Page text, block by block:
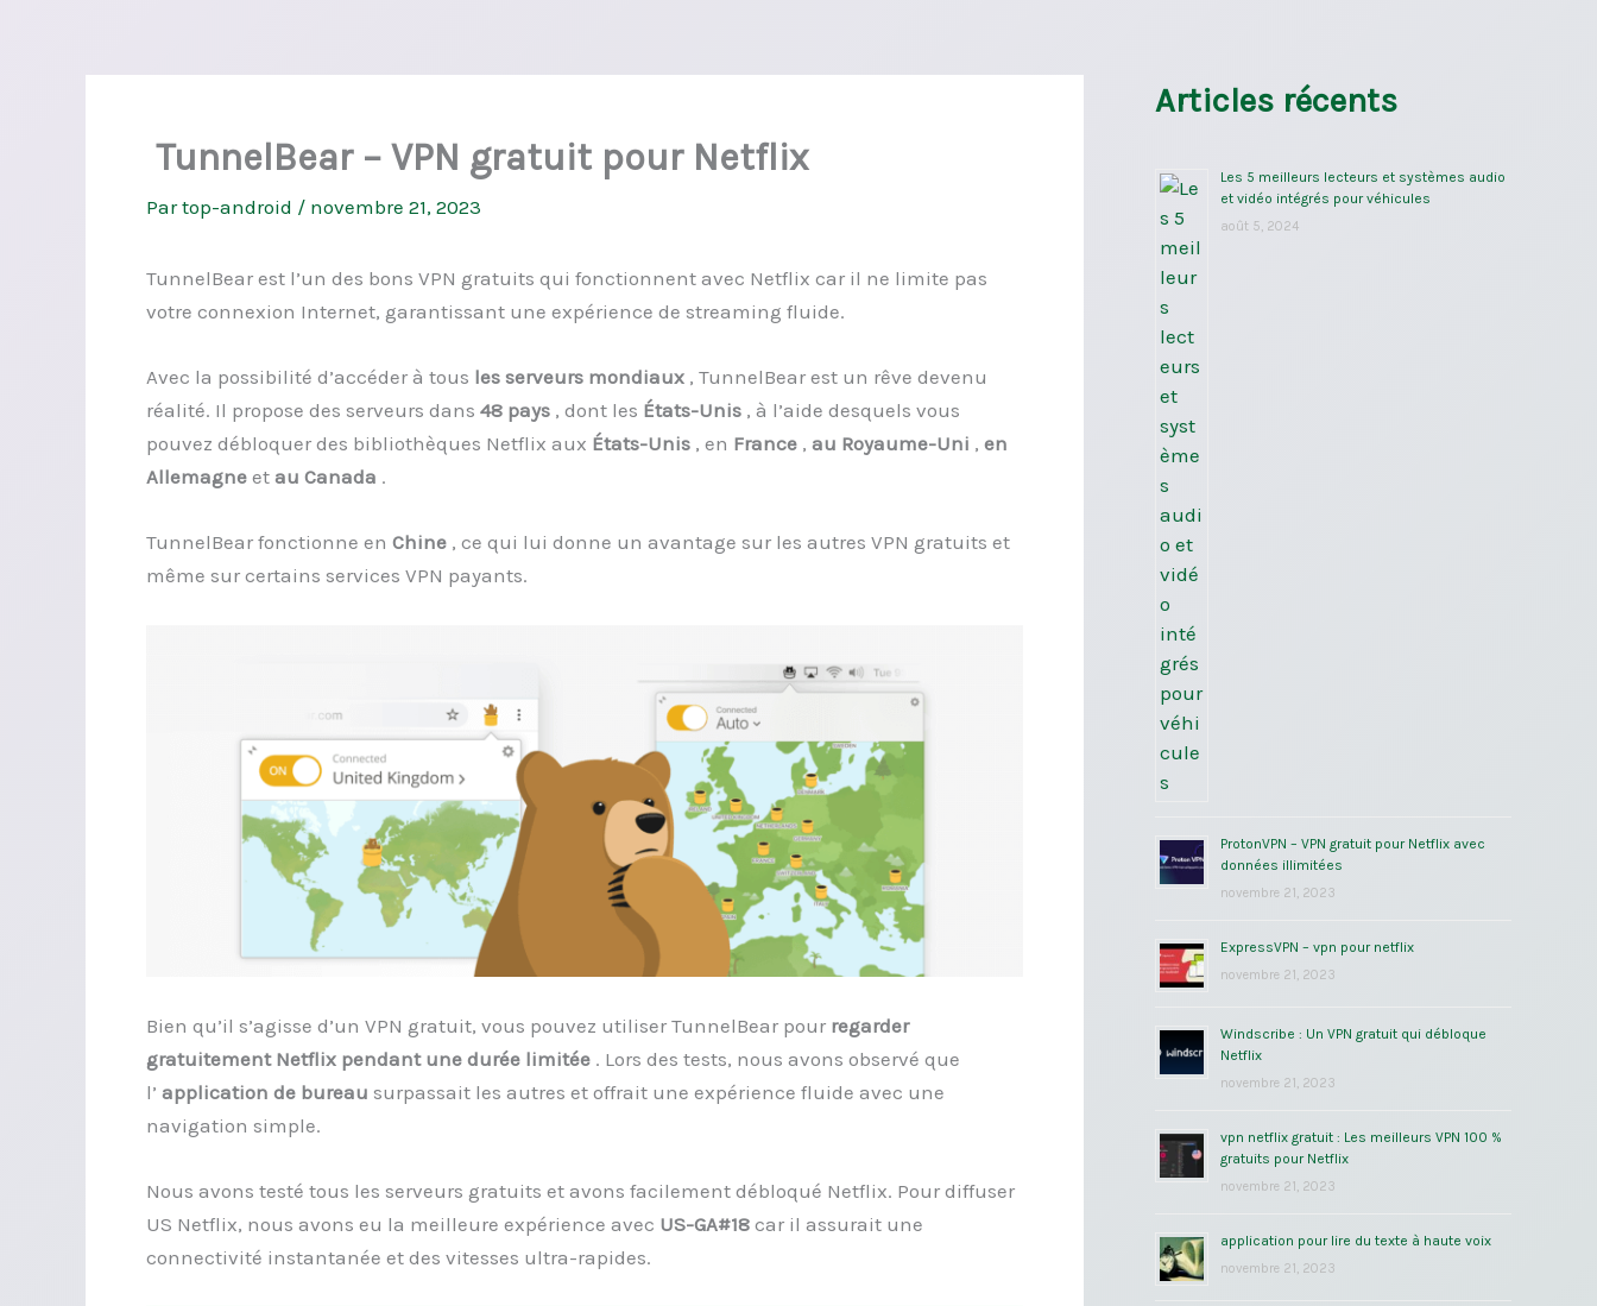
TunnelBear – VPN gratuit pour Netflix
Partop-android / novembre 21, 2023
TunnelBear est l’un des bons VPN gratuits qui fonctionnent avec Netflix car il ne limite pas
votre connexion Internet, garantissant une expérience de streaming fluide.
Avec la possibilité d’accéder à tous les serveurs mondiaux , TunnelBear est un rêve devenu
réalité. Il propose des serveurs dans 48 pays , dont les États-Unis , à l’aide desquels vous
pouvez débloquer des bibliothèques Netflix aux États-Unis , en France , au Royaume-Uni , en
Allemagne et au Canada .
TunnelBear fonctionne en Chine , ce qui lui donne un avantage sur les autres VPN gratuits et
même sur certains services VPN payants.
Bien qu’il s’agisse d’un VPN gratuit, vous pouvez utiliser TunnelBear pour regarder
gratuitement Netflix pendant une durée limitée . Lors des tests, nous avons observé que
l’ application de bureau surpassait les autres et offrait une expérience fluide avec une
navigation simple.
Nous avons testé tous les serveurs gratuits et avons facilement débloqué Netflix. Pour diffuser
US Netflix, nous avons eu la meilleure expérience avec US-GA#18 car il assurait une
connectivité instantanée et des vitesses ultra-rapides.
Articles récents
Les 5 meilleurs lecteurs et systèmes audio
et vidéo intégrés pour véhicules
août 5, 2024
ProtonVPN – VPN gratuit pour Netflix avec
données illimitées
novembre 21, 2023
ExpressVPN – vpn pour netflix
novembre 21, 2023
Windscribe : Un VPN gratuit qui débloque
Netflix
novembre 21, 2023
vpn netflix gratuit : Les meilleurs VPN 100 %
gratuits pour Netflix
novembre 21, 2023
application pour lire du texte à haute voix
novembre 21, 2023